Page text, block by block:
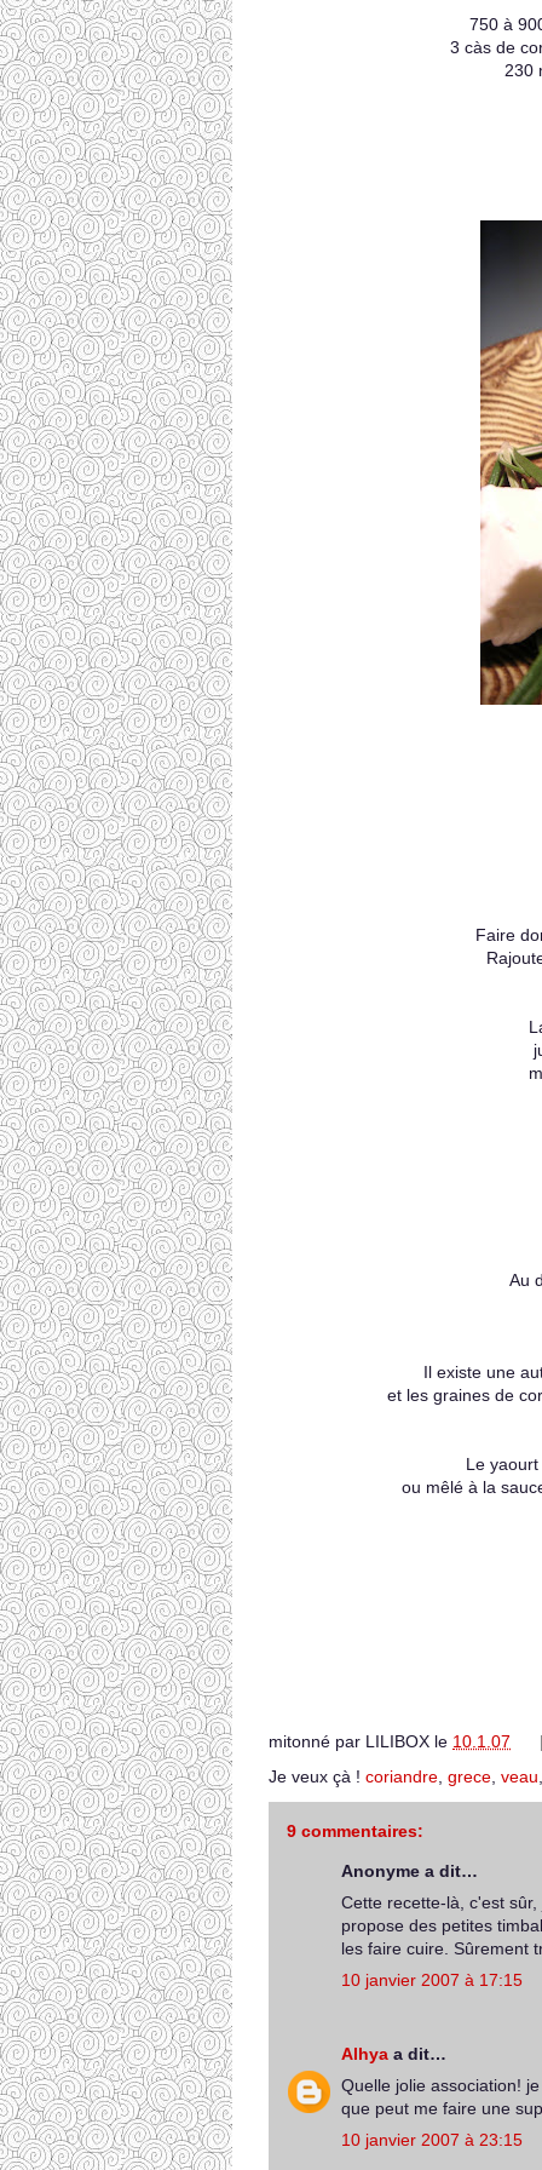
750 à
3 càs de
230
Faire
Au
Il existe une
et les graines de
Le
ou mêlé à la
mitonné par LILIBOX le 10.1.07
Je veux çà ! coriandre grece veau
9 commentaires:
Anonyme a dit…
Cette recette-là, c'est
propose des petites
les faire cuire. Sûrement
10 janvier 2007 à 17:15
Alhya a dit…
Quelle jolie association!
que peut me faire une
10 janvier 2007 à 23:15